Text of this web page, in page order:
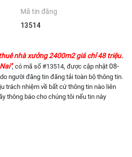
Mã tin đăng
13514
nhà xưởng 2400m2 giá chỉ 48 triệu.
, có mã số #13514, được cập nhật 08-
người đăng tin đăng tải toàn bộ thông tin.
trách nhiệm về bất cứ thông tin nào liên
thông báo cho chúng tôi nếu tin này